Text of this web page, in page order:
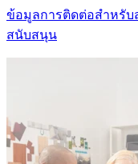
ข้อมูลการติดต่อสำหรับ
สนับสนุน